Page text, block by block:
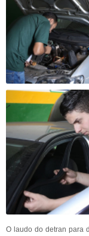
O laudo do detran para